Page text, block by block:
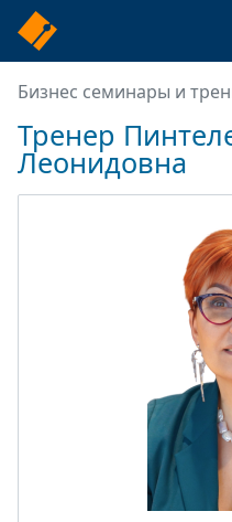
Бизнес семинары и
Тренер
Леонидовна